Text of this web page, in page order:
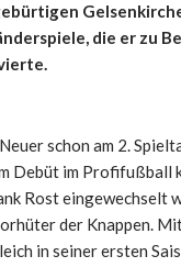
die er zu
schon am 2.
Debüt im Profifußball
Rost eingewechselt
der Knappen.
in seiner ersten